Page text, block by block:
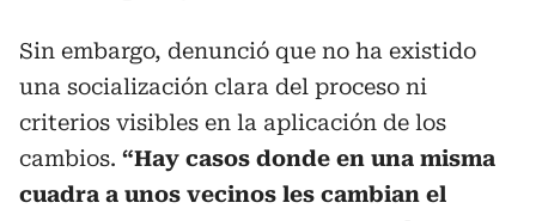
Sin embargo, denunció que no ha existido
una socialización clara del proceso ni
criterios visibles en la aplicación de los
cambios. “Hay casos donde en una misma
cuadra a unos vecinos les cambian el